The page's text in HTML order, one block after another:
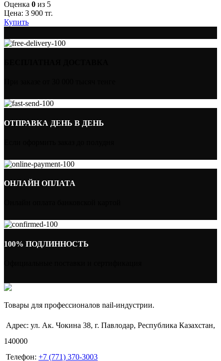
Оценка 0 из 5
Цена: 3 900 тг.
Купить
ОТПРАВКА ДЕНЬ В ДЕНЬ
ОНЛАЙН ОПЛАТА
100% ПОДЛИННОСТЬ
Товары для профессионалов nail-индустрии.
Адрес: ул. Ак. Чокина 38, г. Павлодар, Республика Казахстан,
140000
Телефон: +7 (771) 370-3003